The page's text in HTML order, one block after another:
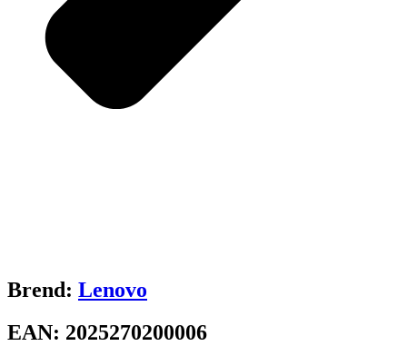
Brend: Lenovo
EAN: 2025270200006